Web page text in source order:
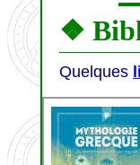
❖
Quelques